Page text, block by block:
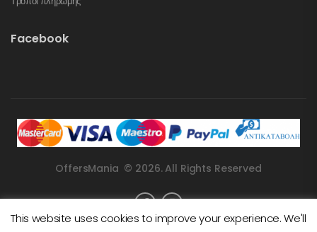
Facebook
OffersMania © 2026. All Rights Reserved
This website uses cookies to improve your experience. We'll